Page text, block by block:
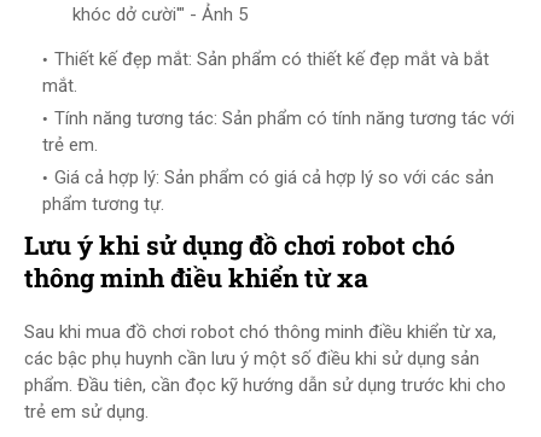
khóc dở cười'" - Ảnh 5
Thiết kế đẹp mắt: Sản phẩm có thiết kế đẹp mắt và bắt
mắt.
Tính năng tương tác: Sản phẩm có tính năng tương tác với
trẻ em.
Giá cả hợp lý: Sản phẩm có giá cả hợp lý so với các sản
phẩm tương tự.
Lưu ý khi sử dụng đồ chơi robot chó
thông minh điều khiển từ xa
Sau khi mua đồ chơi robot chó thông minh điều khiển từ xa,
các bậc phụ huynh cần lưu ý một số điều khi sử dụng sản
phẩm. Đầu tiên, cần đọc kỹ hướng dẫn sử dụng trước khi cho
trẻ em sử dụng.